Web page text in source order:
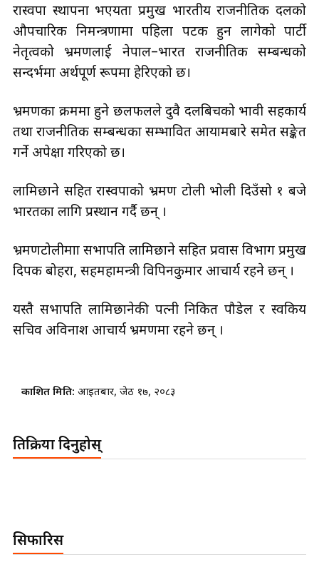
रास्वपा स्थापना भएयता प्रमुख भारतीय राजनीतिक दलको
औपचारिक निमन्त्रणामा पहिला पटक हुन लागेको पार्टी
नेतृत्वको भ्रमणलाई नेपाल–भारत राजनीतिक सम्बन्धको
सन्दर्भमा अर्थपूर्ण रूपमा हेरिएको छ।
भ्रमणका क्रममा हुने छलफलले दुवै दलबिचको भावी सहकार्य
तथा राजनीतिक सम्बन्धका सम्भावित आयामबारे समेत सङ्केत
गर्ने अपेक्षा गरिएको छ।
लामिछाने सहित रास्वपाको भ्रमण टोली भोली दिउँसो १ बजे
भारतका लागि प्रस्थान गर्दै छन् ।
भ्रमणटोलीमाा सभापति लामिछाने सहित प्रवास विभाग प्रमुख
दिपक बोहरा, सहमहामन्त्री विपिनकुमार आचार्य रहने छन् ।
यस्तै सभापति लामिछानेकी पत्नी निकित पौडेल र स्वकिय
सचिव अविनाश आचार्य भ्रमणमा रहने छन् ।
प्रकाशित मिति: आइतबार, जेठ १७, २०८३
प्रतिक्रिया दिनुहोस्
सिफारिस